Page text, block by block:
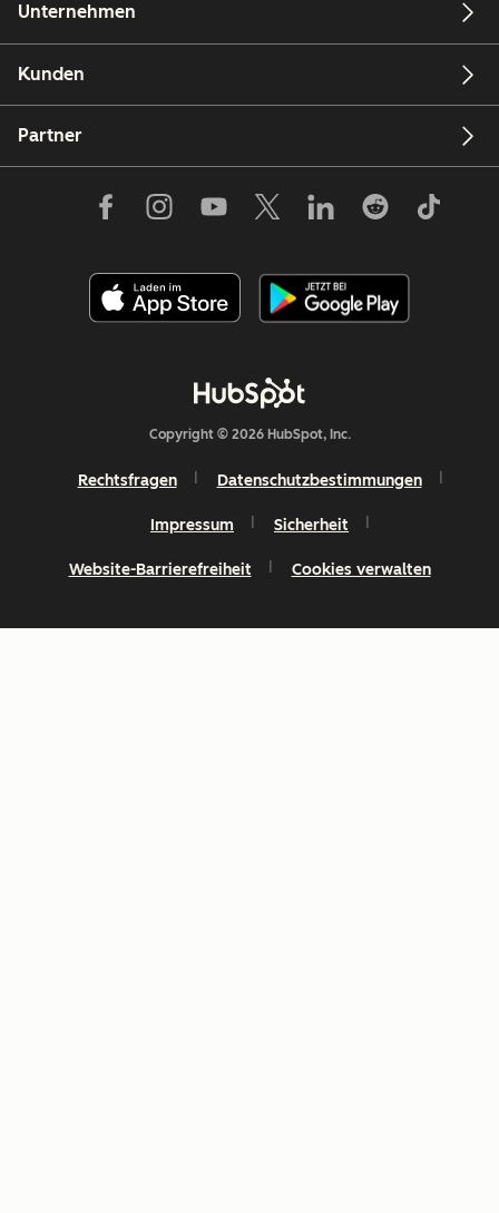
Unternehmen
Kunden
Partner
Copyright © 2026 HubSpot, Inc.
Rechtsfragen Datenschutzbestimmungen
Impressum Sicherheit
Website-Barrierefreiheit Cookies verwalten